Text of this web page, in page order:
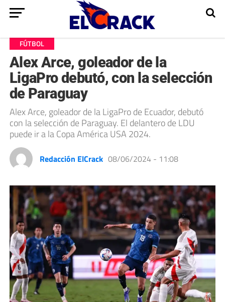
FÚTBOL
Alex Arce, goleador de la
LigaPro debutó, con la selección
de Paraguay
Alex Arce, goleador de la LigaPro de Ecuador, debutó
con la selección de Paraguay. El delantero de LDU
puede ir a la Copa América USA 2024.
Redacción ElCrack 08/06/2024 - 11:08